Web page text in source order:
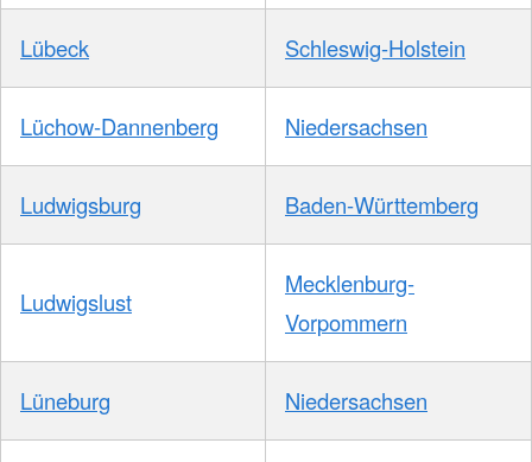
Lübeck Schleswig-Holstein
Lüchow-Dannenberg Niedersachsen
Ludwigsburg Baden-Württemberg
Ludwigslust
Mecklenburg-
Vorpommern
Lüneburg Niedersachsen